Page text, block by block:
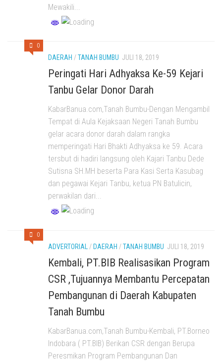
Mewakili...
0
DAERAH /TANAH BUMBU JULI 18, 2019
Peringati Hari Adhyaksa Ke-59 Kejari
Tanbu Gelar Donor Darah
KabarBanua.com,Tanah Bumbu-Dengan Mengambil
Tempat di Aula Kejaksaan Negeri Tanah Bumbu
gelar acara donor darah dalam rangka
memperingati Hari Bhakti Adhyaksa ke 59. Acara
tersbut di hadiri langsung oleh Kajari Tanbu Dede
Sutisna SH.MH beserta Para Kasi Serta Kasubag
dan pegawai Kejari Tanbu, ketua PN Batulicin,
perwakilan dari...
0
ADVERTORIAL /DAERAH /TANAH BUMBU JULI 18, 2019
Kembali, PT.BIB Realisasikan Program
CSR ,Tujuannya Membantu Percepatan
Pembangunan di Daerah Kabupaten
Tanah Bumbu
KabarBanua.com,Tanah Bumbu-Kembali, PT.Borneo
Indobara ( PT.BIB) Berikan CSR dengan Berupa
Peresmikan Program Pembangunan Dan